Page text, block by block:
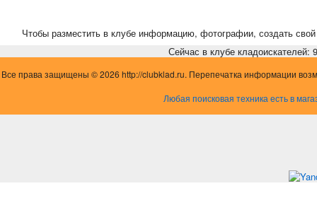
Чтобы разместить в клубе информацию, фотографии, создать свой
Сейчас в клубе кладоискателей:
Все права защищены © 2026 http://clubklad.ru. Перепечатка информации
Любая поисковая техника есть в